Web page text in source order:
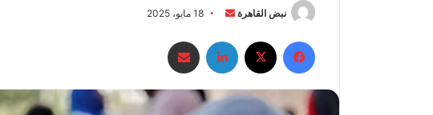
نبض القاهرة
أرسل
إلكترونيا
18 مايو، 2025
فيسبوك لينكدإن